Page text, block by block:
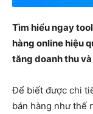
Tìm hiểu ngay
hàng online hiệu
tăng doanh thu
Để biết được chi
bán hàng như thế